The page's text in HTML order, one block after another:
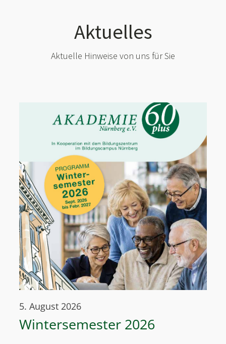
Aktuelles
Aktuelle Hinweise von uns für Sie
5. August 2026
Wintersemester 2026